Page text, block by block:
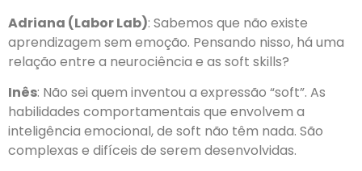
Adriana (Labor Lab): Sabemos que não existe
aprendizagem sem emoção. Pensando nisso, há uma
relação entre a neurociência e as soft skills?
Inês: Não sei quem inventou a expressão “soft”. As
habilidades comportamentais que envolvem a
inteligência emocional, de soft não têm nada. São
complexas e difíceis de serem desenvolvidas.